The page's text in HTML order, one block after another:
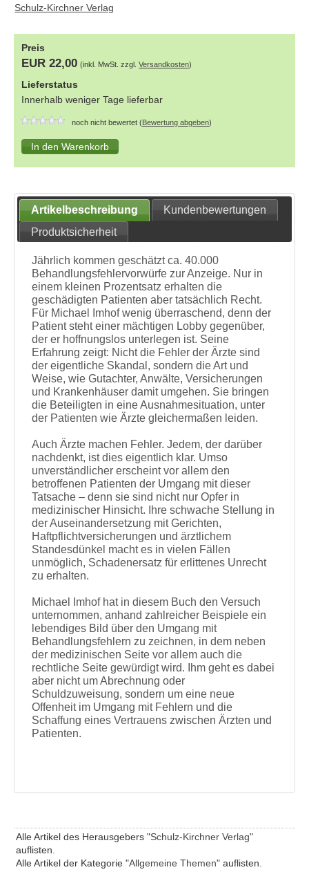
Schulz-Kirchner Verlag
Preis
EUR 22,00 (inkl. MwSt. zzgl.Versandkosten)
Lieferstatus
Innerhalb weniger Tage lieferbar
noch nicht bewertet (Bewertung abgeben)
Artikelbeschreibung
Kundenbewertungen
Produktsicherheit
Jährlich kommen geschätzt ca. 40.000
Behandlungsfehlervorwürfe zur Anzeige. Nur in
einem kleinen Prozentsatz erhalten die
geschädigten Patienten aber tatsächlich Recht.
Für Michael Imhof wenig überraschend, denn der
Patient steht einer mächtigen Lobby gegenüber,
der er hoffnungslos unterlegen ist. Seine
Erfahrung zeigt: Nicht die Fehler der Ärzte sind
der eigentliche Skandal, sondern die Art und
Weise, wie Gutachter, Anwälte, Versicherungen
und Krankenhäuser damit umgehen. Sie bringen
die Beteiligten in eine Ausnahmesituation, unter
der Patienten wie Ärzte gleichermaßen leiden.
Auch Ärzte machen Fehler. Jedem, der darüber
nachdenkt, ist dies eigentlich klar. Umso
unverständlicher erscheint vor allem den
betroffenen Patienten der Umgang mit dieser
Tatsache – denn sie sind nicht nur Opfer in
medizinischer Hinsicht. Ihre schwache Stellung in
der Auseinandersetzung mit Gerichten,
Haftpflichtversicherungen und ärztlichem
Standesdünkel macht es in vielen Fällen
unmöglich, Schadenersatz für erlittenes Unrecht
zu erhalten.
Michael Imhof hat in diesem Buch den Versuch
unternommen, anhand zahlreicher Beispiele ein
lebendiges Bild über den Umgang mit
Behandlungsfehlern zu zeichnen, in dem neben
der medizinischen Seite vor allem auch die
rechtliche Seite gewürdigt wird. Ihm geht es dabei
aber nicht um Abrechnung oder
Schuldzuweisung, sondern um eine neue
Offenheit im Umgang mit Fehlern und die
Schaffung eines Vertrauens zwischen Ärzten und
Patienten.
Alle Artikel des Herausgebers "Schulz-Kirchner Verlag"
auflisten.
Alle Artikel der Kategorie "Allgemeine Themen" auflisten.